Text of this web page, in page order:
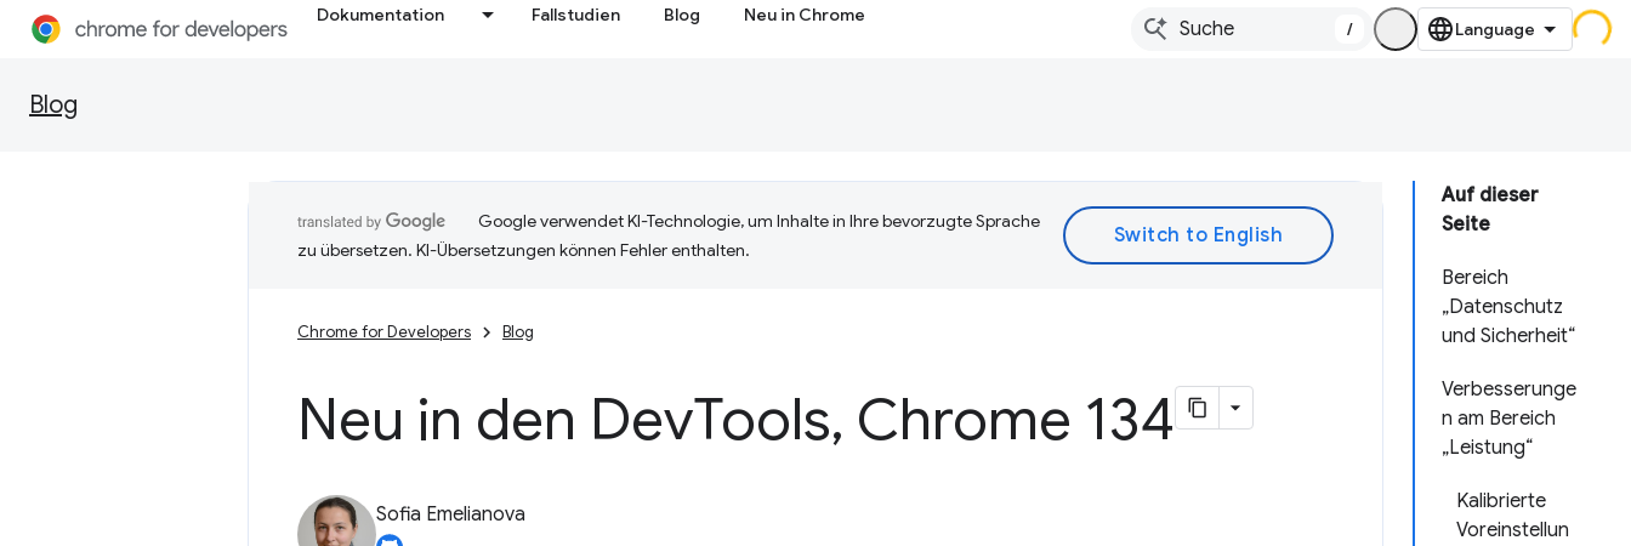
Dokumentation Fallstudien Blog Neu in Chrome
/
Blog
Auf dieser
Seite
Bereich
„Datenschutz
und Sicherheit“
Verbesserunge
n am Bereich
„Leistung“
Kalibrierte
Voreinstellun
Google verwendet KI-Technologie, um Inhalte in Ihre bevorzugte Sprache
zu übersetzen. KI-Übersetzungen können Fehler enthalten.
Chrome for Developers Blog
Neu in den DevTools, Chrome 134
Sofia Emelianova